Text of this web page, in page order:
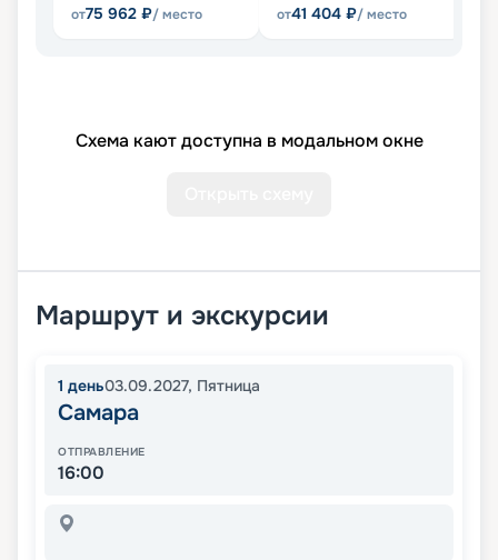
от75 962 ₽/ место
от41 404 ₽/ место
Схема кают доступна в модальном окне
Маршрут и экскурсии
1 день03.09.2027, Пятница
Самара
ОТПРАВЛЕНИЕ
16:00